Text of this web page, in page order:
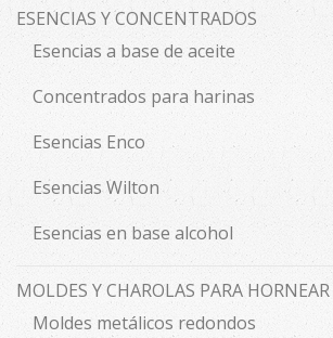
ESENCIAS Y CONCENTRADOS
Esencias a base de aceite
Concentrados para harinas
Esencias Enco
Esencias Wilton
Esencias en base alcohol
MOLDES Y CHAROLAS PARA HORNEAR
Moldes metálicos redondos